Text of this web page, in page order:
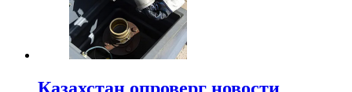
Казахстан опроверг новости